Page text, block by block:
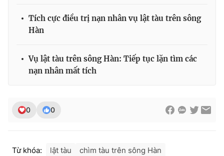
Theo dõi báo trên
Cơ quan chủ quản:Đài Truyền hình Việt Nam
Cơ quan báo chí: Thời báo VTV
Tổng Biên tập:
Tổng đài VTV:024.38 355 931 - 024.38 355 932
Tích cực điều trị nạn nhân vụ lật tàu trên sông
Hàn
Vụ lật tàu trên sông Hàn: Tiếp tục lặn tìm các
nạn nhân mất tích
0 0
Từ khóa: lật tàu
chìm tàu trên sông Hàn